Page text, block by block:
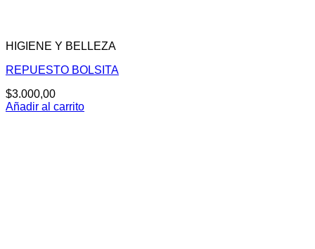
HIGIENE Y BELLEZA
REPUESTO BOLSITA
$3.000,00
Añadir al carrito